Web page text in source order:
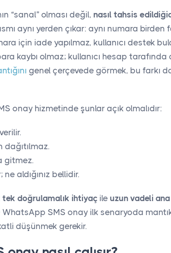
“sanal” olması değil, nasıl tahsis
aynı yerden çıkar: aynı numara birden
için iade yapılmaz, kullanıcı destek
kaybı olmaz; kullanıcı hesap tarafında
genel çerçevede görmek, bu farkı
onay hizmetinde şunlar açık olmalıdır:
verilir.
dağıtılmaz.
gitmez.
aldığınız bellidir.
tek doğrulamalık ihtiyaç ile uzun vadeli
SMS onay ilk senaryoda
düşünmek gerekir.